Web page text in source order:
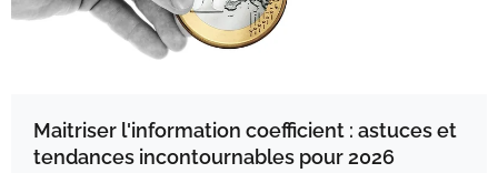
Maitriser l'information coefficient : astuces et
tendances incontournables pour 2026